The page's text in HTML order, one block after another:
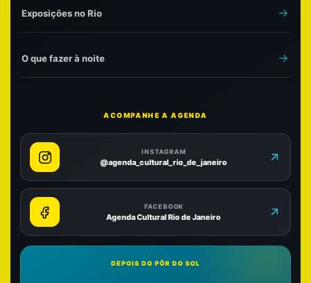
Exposições no Rio
O que fazer à noite
ACOMPANHE A AGENDA
INSTAGRAM
@agenda_cultural_rio_de_janeiro
FACEBOOK
Agenda Cultural Rio de Janeiro
DEPOIS DO PÔR DO SOL